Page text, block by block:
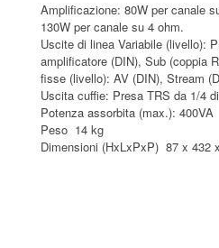
Amplificazione: 80W per canale
130W per canale su 4 ohm.
Uscite di linea Variabile (livello):
amplificatore (DIN), Sub (coppia
fisse (livello): AV (DIN), Stream
Uscita cuffie: Presa TRS da 1/4
Potenza assorbita (max.): 400VA
Peso 14 kg
Dimensioni (HxLxPxP) 87 x 432